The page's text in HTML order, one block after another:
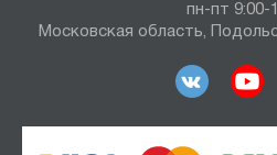
пн-пт 9:00-
Московская область,